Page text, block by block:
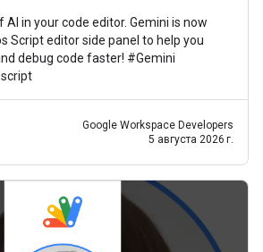
in your code editor. Gemini is now
Script editor side panel to help you
debug code faster! #Gemini
Google Workspace Developers
5 августа 2026 г.